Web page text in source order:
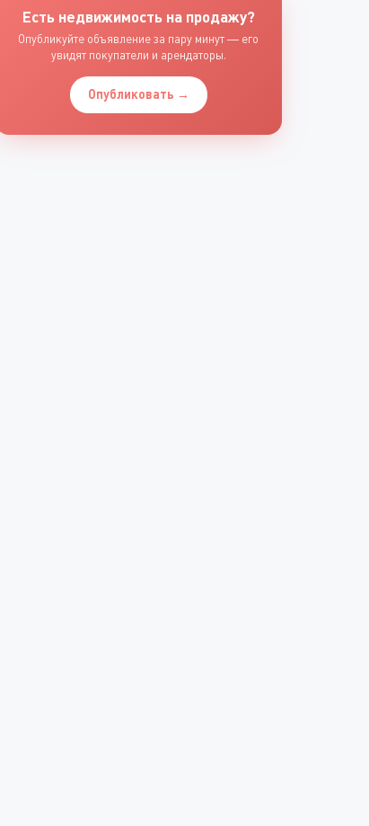
Есть недвижимость на продажу?
Опубликуйте объявление за пару минут — его
увидят покупатели и арендаторы.
Опубликовать →